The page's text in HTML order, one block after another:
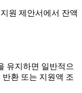
원 제안서에서 잔액
유지하면 일반적으
환 또는 지원액 조